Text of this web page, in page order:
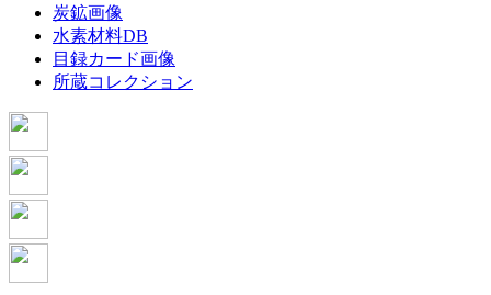
炭鉱画像
水素材料DB
目録カード画像
所蔵コレクション